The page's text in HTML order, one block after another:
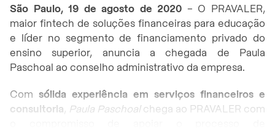
São Paulo, 19 de agosto de 2020 – O PRAVALER,
maior fintech de soluções financeiras para educação
e líder no segmento de financiamento privado do
ensino superior, anuncia a chegada de Paula
Paschoal ao conselho administrativo da empresa.
Com sólida experiência em serviços financeiros e
consultoria, Paula Paschoalchega ao PRAVALER com